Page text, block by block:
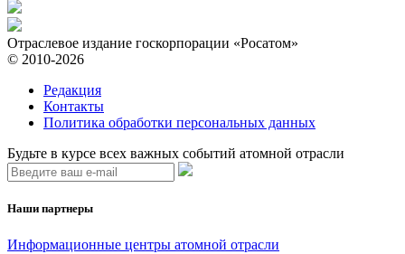
Отраслевое издание госкорпорации «Росатом»
© 2010-2026
Редакция
Контакты
Политика обработки персональных данных
Будьте в курсе всех важных событий атомной отрасли
Наши партнеры
Информационные центры атомной отрасли